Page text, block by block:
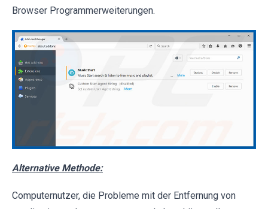
Browser Programmerweiterungen.
Alternative Methode:
Computernutzer, die Probleme mit der Entfernung von